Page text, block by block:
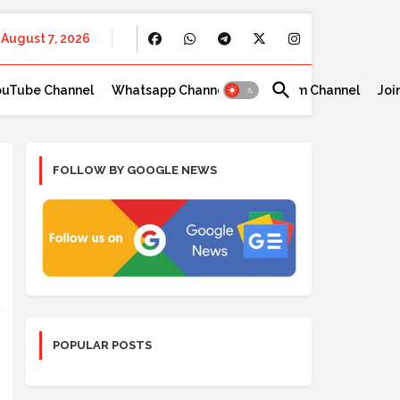
August 7, 2026
Channel Whatsapp Channel Telegram Channel
FOLLOW BY GOOGLE NEWS
POPULAR POSTS